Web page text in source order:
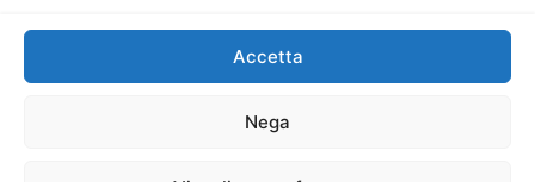
Accetta
Nega
P.IVA: 06334930820
Mercurio Comunicazione Società Cooperativa a r.l. è
iscritta al Registro degli Operatori di Comunicazione al